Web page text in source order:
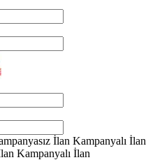
İlan Kampanyalı İlan
Kampanyalı İlan